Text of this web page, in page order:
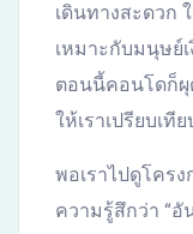
เดินทางสะดวก
เหมาะกับมนุษย์เ
ตอนนี้คอนโดก็ผุ
ให้เราเปรียบเที
พอเราไปดูโครง
ความรู้สึกว่า “